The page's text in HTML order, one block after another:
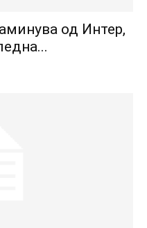
од Интер,